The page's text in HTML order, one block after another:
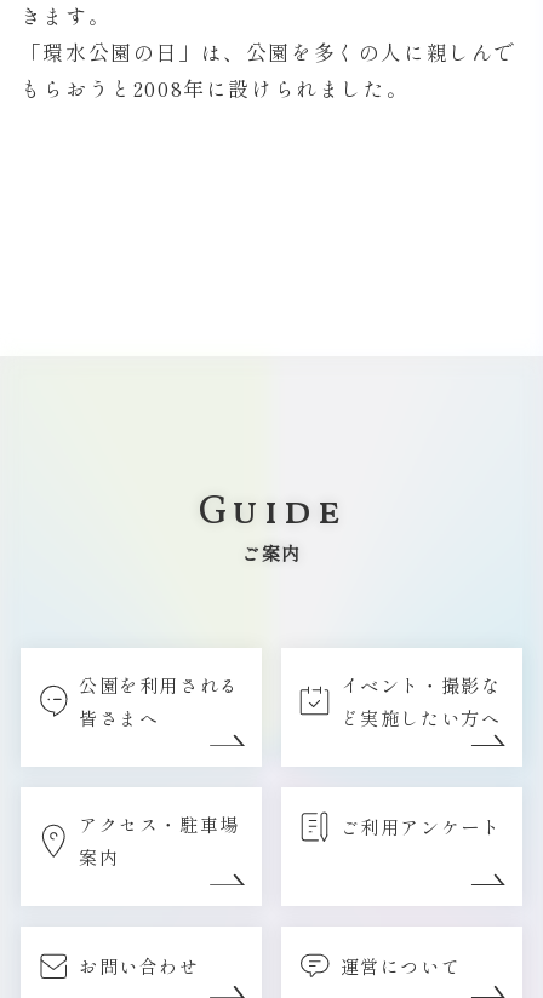
きます。
「環水公園の日」は、公園を多くの人に親しんで
もらおうと2008年に設けられました。
Guide
ご案内
公園を利用される
皆さまへ
イベント・撮影な
ど実施したい方へ
アクセス・駐車場
案内
ご利用アンケート
お問い合わせ 運営について